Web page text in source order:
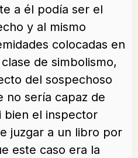
a él podía ser el
y al mismo
colocadas en
de simbolismo,
del sospechoso
no sería capaz de
bien el inspector
juzgar a un libro por
este caso era la